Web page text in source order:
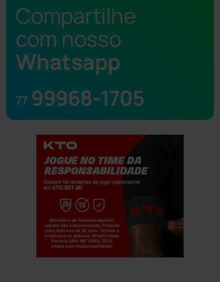
Compartilhe
com nosso
Whatsapp
77 99968-1705